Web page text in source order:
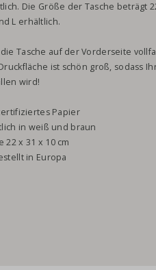
Die Größe der Tasche beträgt
L erhältlich.
Tasche auf der Vorderseite
ist schön groß, sodass
wird!
Papier
in weiß und braun
22 x 31 x 10 cm
in Europa